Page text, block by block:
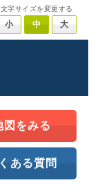
文字サイズを変更する
小 中 大
図をみる
ある質問